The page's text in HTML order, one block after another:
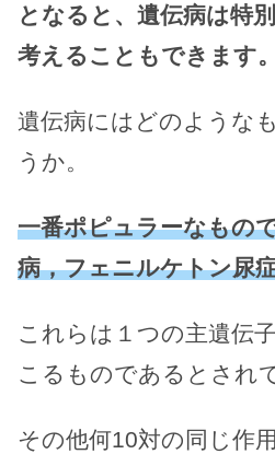
となると、遺伝病は特
考えることもできます。
遺伝病にはどのような
うか。
一番ポピュラーなもの
病，フェニルケトン尿
これらは１つの主遺伝
こるものであるとされ
その他何10対の同じ作